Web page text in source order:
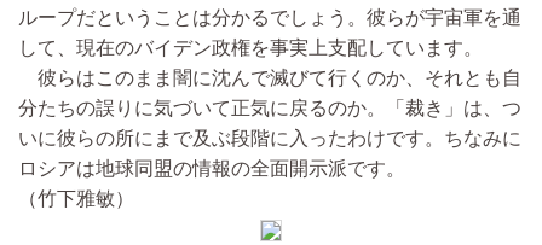
ループだということは分かるでしょう。彼らが宇宙軍を通
して、現在のバイデン政権を事実上支配しています。
彼らはこのまま闇に沈んで滅びて行くのか、それとも自
分たちの誤りに気づいて正気に戻るのか。「裁き」は、つ
いに彼らの所にまで及ぶ段階に入ったわけです。ちなみに
ロシアは地球同盟の情報の全面開示派です。
（竹下雅敏）